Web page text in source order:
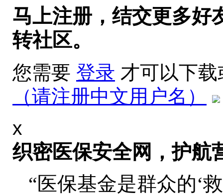
马上注册，结交更多好
转社区。
您需要 登录 才可以下
（请注册中文用户名）
x
织密医保安全网，护航
“医保基金是群众的‘